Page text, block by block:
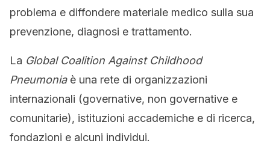
problema e diffondere materiale medico sulla sua
prevenzione, diagnosi e trattamento.
La Global Coalition Against Childhood
Pneumoniaè una rete di organizzazioni
internazionali (governative, non governative e
comunitarie), istituzioni accademiche e di ricerca,
fondazioni e alcuni individui.